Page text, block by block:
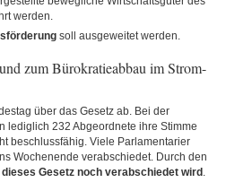
werden.
soll ausgeweitet werden.
zum Bürokratieabbau im Strom-
über das Gesetz ab. Bei der
lediglich 232 Abgeordnete ihre Stimme
beschlussfähig. Viele Parlamentarier
Wochenende verabschiedet. Durch den
Gesetz noch verabschiedet wird .